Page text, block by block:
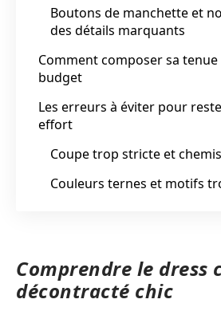
Boutons de manchette et
des détails marquants
Comment composer sa tenue
budget
Les erreurs à éviter pour
effort
Coupe trop stricte et
Couleurs ternes et motifs
Comprendre le dress
décontracté chic